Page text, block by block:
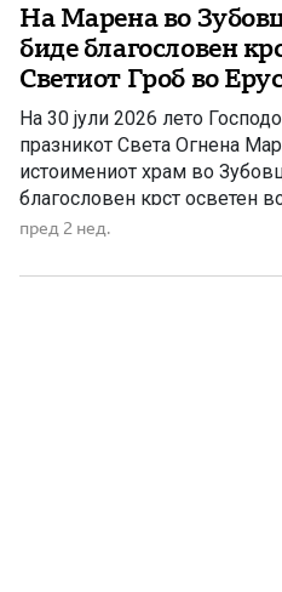
На Марена во
биде благословен
Светиот Гроб во
На 30 јули 2026 лето
празникот Света Огнена
истоимениот храм во
благословен крст осветен
на Исус Христос во
денот кога крстот од
пред 2 нед.